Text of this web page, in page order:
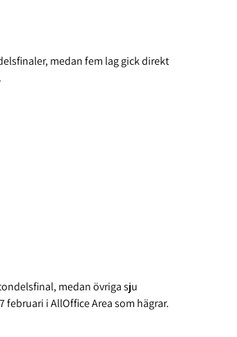
medan fem lag gick direkt
medan övriga sju
i AllOffice Area som hägrar.